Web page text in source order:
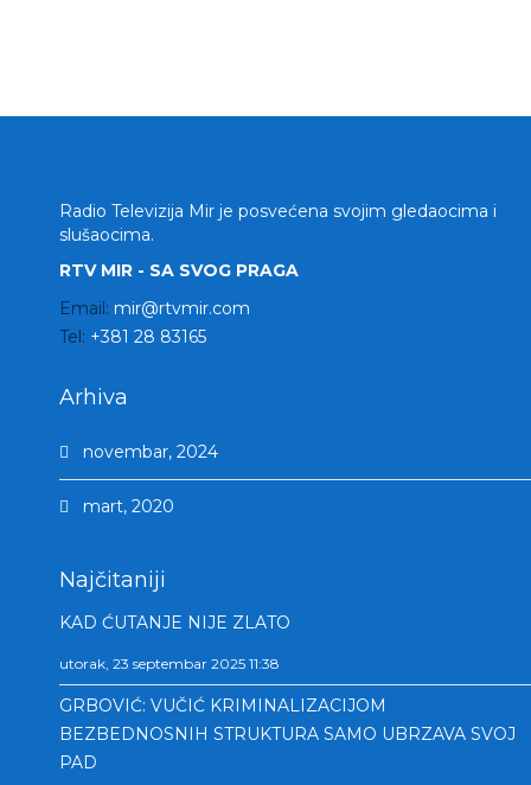
Radio Televizija Mir je posvećena svojim gledaocima i
slušaocima.
RTV MIR - SA SVOG PRAGA
Email: mir@rtvmir.com
Tel: +381 28 83165
Arhiva
novembar, 2024
mart, 2020
Najčitaniji
KAD ĆUTANJE NIJE ZLATO
utorak, 23 septembar 2025 11:38
GRBOVIĆ: VUČIĆ KRIMINALIZACIJOM
BEZBEDNOSNIH STRUKTURA SAMO UBRZAVA SVOJ
PAD